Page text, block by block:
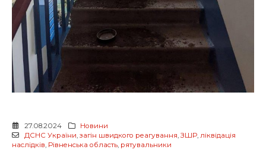
27.08.2024
Новини
ДСНС України, загін швидкого реагування, ЗШР, ліквідація
наслідків, Рівненська область, рятувальники